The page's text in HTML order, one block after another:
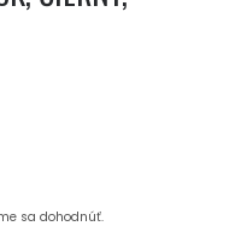
sa dohodnúť.